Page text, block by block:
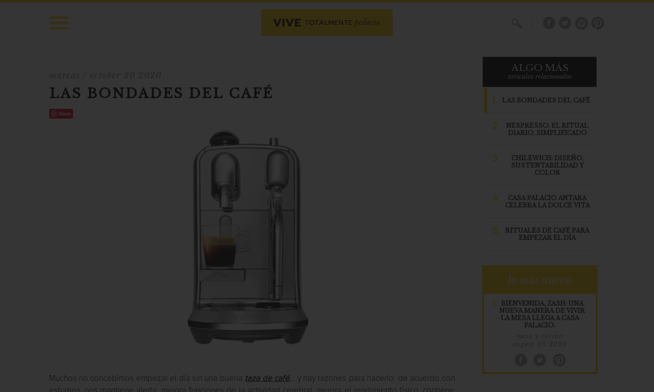
LAS BONDADES DEL CAFÉ
Save
Muchos no concebimos empezar el día sin una buena taza de café… y hay razones para hacerlo: de acuerdo con
ALGO MÁS
articulos relacionados
1. LAS BONDADES DEL CAFÉ
2.
NESPRESSO: EL RITUAL
DIARIO, SIMPLIFICADO
3.
CHILEWICH: DISEÑO,
SUSTENTABILIDAD Y
COLOR
4.
CASA PALACIO ANTARA
CELEBRA LA DOLCE VITA
5.
RITUALES DE CAFÉ PARA
EMPEZAR EL DÍA
lo más nuevo
1.
BIENVENIDA, ZASH: UNA
NUEVA MANERA DE VIVIR
LA MESA LLEGA A CASA
PALACIO.